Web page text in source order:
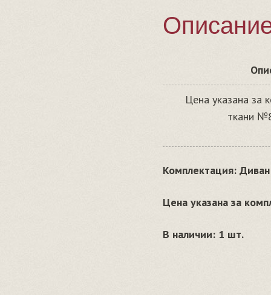
Цена указана за
ткани
Комплектация:
Цена указана за
В наличии: 1 шт.